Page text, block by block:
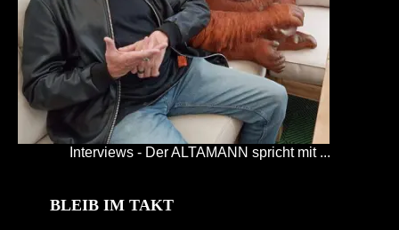
Interviews - Der ALTAMANN spricht mit ...
BLEIB IM TAKT